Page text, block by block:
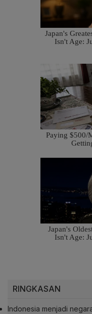
RINGKASAN
Indonesia menjadi